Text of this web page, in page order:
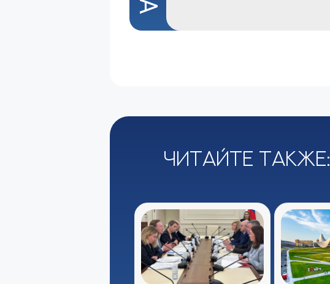
Читайте также: